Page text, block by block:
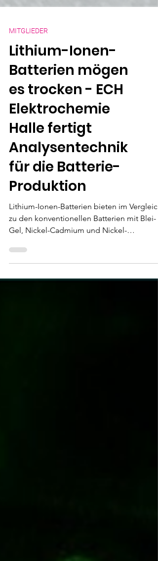
MITGLIEDER
Lithium-Ionen-
Batterien mögen
es trocken - ECH
Elektrochemie
Halle fertigt
Analysentechnik
für die Batterie-
Produktion
zu den konventionellen Batterien mit Blei-
Gel, Nickel-Cadmium und Nickel-
Metallhydrid deutliche Vorteile. Daraus